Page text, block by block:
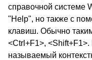
справочной системе
"Help", но также с
клавиш. Обычно
<Ctrl+F1>,
называемый